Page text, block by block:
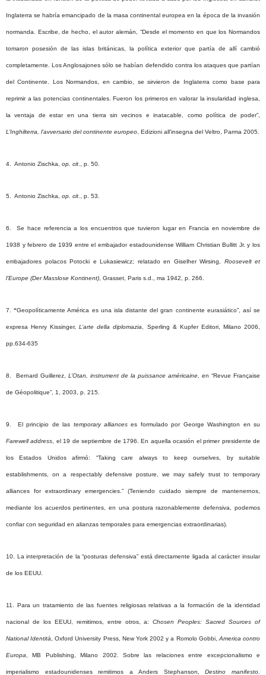
Inglaterra se habría emancipado de la masa continental europea en la época de la invasión
normanda. Escribe, de hecho, el autor alemán, “Desde el momento en que los Normandos
tomaron posesión de las islas británicas, la política exterior que partía de allí cambió
completamente. Los Anglosajones sólo se habían defendido contra los ataques que partían
del Continente. Los Normandos, en cambio, se sirvieron de Inglaterra como base para
reprimir a las potencias continentales. Fueron los primeros en valorar la insularidad inglesa,
la ventaja de estar en una tierra sin vecinos e inatacable, como política de poder”,
L’Inghilterra, l’avversario del continente europeo , Edizioni all’insegna del Veltro, Parma 2005.
4. Antonio Zischka op. cit p. 50.
5. Antonio Zischka op. cit p. 53.
6. Se hace referencia a los encuentros que tuvieron lugar en Francia en noviembre de
1938 y febrero de 1939 entre el embajador estadounidense William Christian Bullitt Jr. y los
embajadores polacos Potocki e Lukasiewicz; relatado en Giselher Wirsing Roosevelt et
l’Europe (Der Masslose Kontinent) Grasset , Paris s.d., ma 1942, p. 266.
7.“Geopolíticamente América es una isla distante delgran continente eurasiático”, así se
expresaHenry Kissinger,L’arte della diplomazia Sperling & KupferEditori, Milano 2006,
pp.634-635
8. Bernard Guillerez, L’Otan, instrument de la puissance américaine , en “Revue Française
de Géopolitique”, 1, 2003, p. 215.
9. El principio de las temporary alliances es formulado por George Washington en su
Farewell address , el 19 de septiembre de 1796.En aquella ocasión el primer presidente de
los Estados Unidos afirmó: “Taking care always to keep ourselves by suitable
establishments , on a respectably defensive posture,we may safely trust to temporary
alliances forextraordinary emergencies .” (Teniendo cuidado siempre de mantenernos,
mediante los acuerdos pertinentes, en una postura razonablemente defensiva, podemos
confiar con seguridad en alianzas temporales para emergencias extraordinarias).
10. La interpretación de la “posturas defensiva” está directamente ligada al carácter insular
de los EEUU.
11. Para un tratamiento de las fuentes religiosas relativas a la formación de la identidad
nacional de los EEUU, remitimos, entre otros, a:Chosen Peoples:Sacred Sources of
NationalIdentità , Oxford University Press, New York 2002 y a Romolo Gobbi, America contro
Europa , MB Publishing , Milano 2002 . Sobre las relaciones entre excepcionalismo e
imperialismo estadounidenses remitimos a Anders Stephanson ,Destino manifesto.